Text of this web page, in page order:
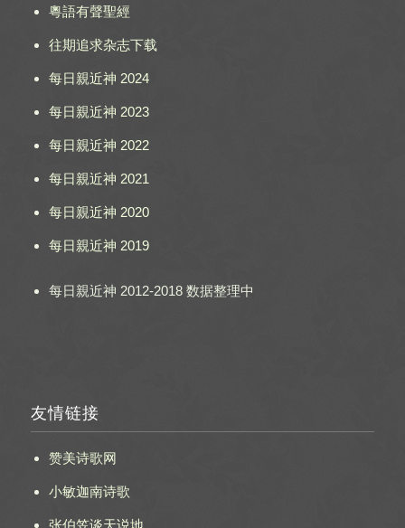
粵語有聲聖經
往期追求杂志下载
每日親近神 2024
每日親近神 2023
每日親近神 2022
每日親近神 2021
每日親近神 2020
每日親近神 2019
每日親近神 2012-2018 数据整理中
友情链接
赞美诗歌网
小敏迦南诗歌
张伯笠谈天说地